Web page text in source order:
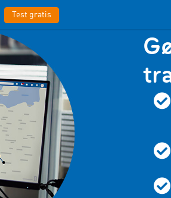
Test gratis